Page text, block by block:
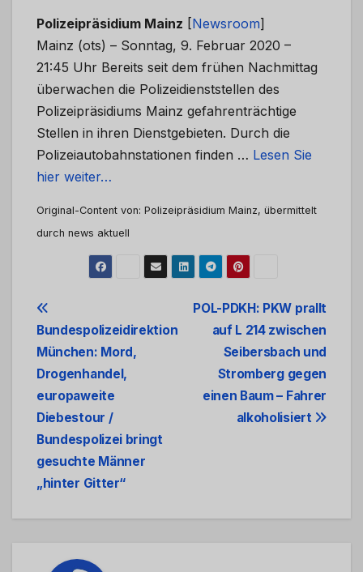
Polizeipräsidium Mainz [Newsroom]
Mainz (ots) – Sonntag, 9. Februar 2020 –
21:45 Uhr Bereits seit dem frühen Nachmittag
überwachen die Polizeidienststellen des
Polizeipräsidiums Mainz gefahrenträchtige
Stellen in ihren Dienstgebieten. Durch die
Polizeiautobahnstationen finden … Lesen Sie
hier weiter…
Original-Content von: Polizeipräsidium Mainz, übermittelt
durch news aktuell
Beitrags-
Navigation
POL-PDKH: PKW prallt
auf L 214 zwischen
Seibersbach und
Stromberg gegen
einen Baum – Fahrer
alkoholisiert
Bundespolizeidirektion
München: Mord,
Drogenhandel,
europaweite
Diebestour /
Bundespolizei bringt
gesuchte Männer
„hinter Gitter“